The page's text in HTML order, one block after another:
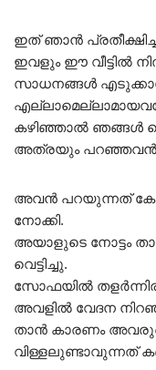
ഇത് ഞാൻ
ഇവളും ഈ വീട്ടിൽ
സാധനങ്ങൾ
കഴിഞ്ഞാൽ ഞങ്ങൾ
അത്രയും പറഞ്ഞവൻ
അവൻ പറയുന്നത്
നോക്കി.
അയാളുടെ നോട്ടം
വെട്ടിച്ചു.
സോഫയിൽ
അവളിൽ വേദന
താൻ കാരണം
വിള്ളലുണ്ടാവുന്നത്